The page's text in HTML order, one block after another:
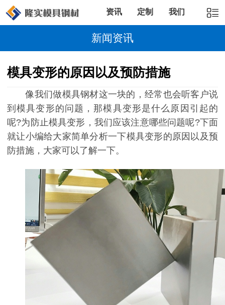
资讯 定制 我们
新闻资讯
模具变形的原因以及预防措施
像我们做模具钢材这一块的，经常也会听客户说
到模具变形的问题，那模具变形是什么原因引起的
呢?为防止模具变形，我们应该注意哪些问题呢?下面
就让小编给大家简单分析一下模具变形的原因以及预
防措施，大家可以了解一下。